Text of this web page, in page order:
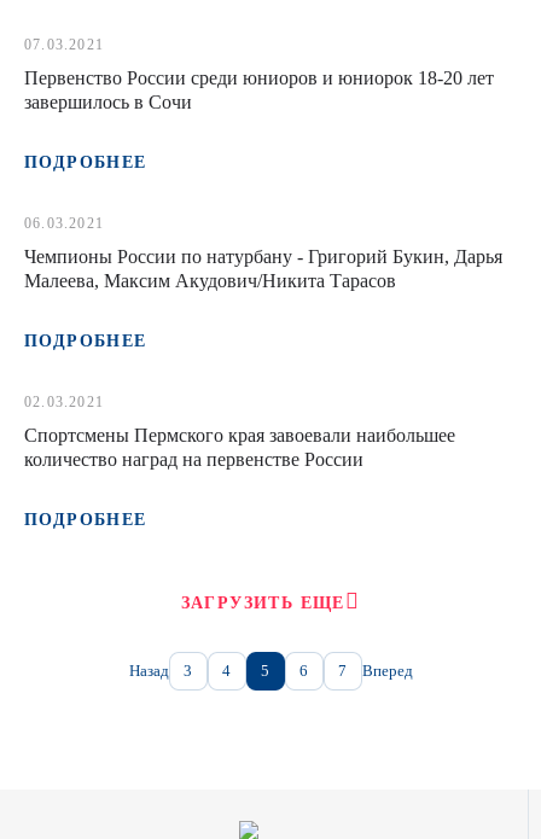
07.03.2021
Первенство России среди юниоров и юниорок 18-20 лет
завершилось в Сочи
ПОДРОБНЕЕ
06.03.2021
Чемпионы России по натурбану - Григорий Букин, Дарья
Малеева, Максим Акудович/Никита Тарасов
ПОДРОБНЕЕ
02.03.2021
Спортсмены Пермского края завоевали наибольшее
количество наград на первенстве России
ПОДРОБНЕЕ
ЗАГРУЗИТЬ ЕЩЕ
Назад 3 4 5 6 7 Вперед